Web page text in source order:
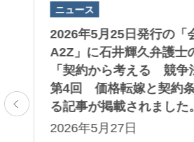
ニュース
2026年5月25日発行の「
A2Z」に石井輝久弁護士
「契約から考える 競
第4回 価格転嫁と契約
る記事が掲載されました。
2026年5月27日